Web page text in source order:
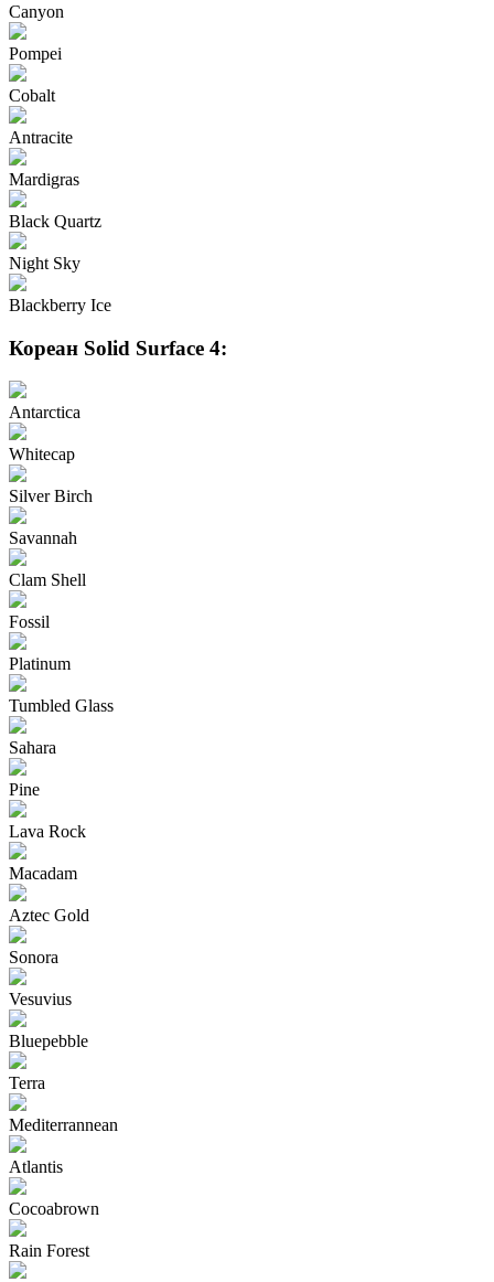
Canyon
Pompei
Cobalt
Antracite
Mardigras
Black Quartz
Night Sky
Blackberry Ice
Кореан Solid Surface 4:
Antarctica
Whitecap
Silver Birch
Savannah
Clam Shell
Fossil
Platinum
Tumbled Glass
Sahara
Pine
Lava Rock
Macadam
Aztec Gold
Sonora
Vesuvius
Bluepebble
Terra
Mediterrannean
Atlantis
Cocoabrown
Rain Forest